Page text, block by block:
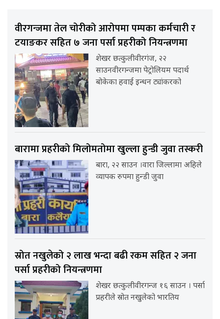
वीरगन्जमा तेल चोरीको आरोपमा पम्पका कर्मचारी र
टयाङकर सहित ७ जना पर्सा प्रहरीको नियन्त्रणमा
शेखर छत्कुलीवीरगंज, २२
साउनवीरगन्जमा पेट्रोलियम पदार्थ
बोकेका हवाई इन्धन ट्यांकरको
बारामा प्रहरीको मिलोमतोमा खुल्ला हुन्डी जुवा तस्करी
बारा, २२ साउन ।वारा जिल्लामा अहिले
व्यापक रुपमा हुन्डी जुवा
स्रोत नखुलेको २ लाख भन्दा बढी रकम सहित २ जना
पर्सा प्रहरीको नियन्त्रणमा
शेखर छत्कुलीवीरगन्ज १६ साउन । पर्सा
प्रहरीले स्रोत नखुलेको भारतिय